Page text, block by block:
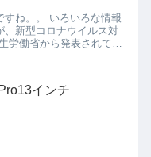
いろな情報
、新型コロナウイルス対
労働省から発表されてい
インチ